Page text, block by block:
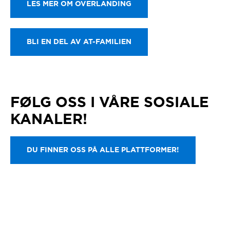
LES MER OM OVERLANDING
BLI EN DEL AV AT-FAMILIEN
FØLG OSS I VÅRE SOSIALE
KANALER!
DU FINNER OSS PÅ ALLE PLATTFORMER!